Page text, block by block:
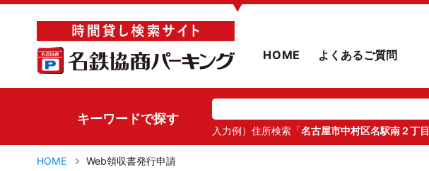
▼
HOME よくあるご質問
キーワードで探す
入力例）住所検索「名古屋市中村区名駅南２丁目
HOME Web領収書発行申請